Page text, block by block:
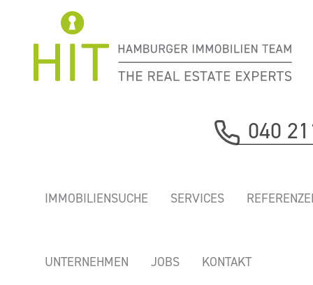
040
IMMOBILIENSUCHE SERVICES
UNTERNEHMEN JOBS KONTAKT
EUROPA PASSAGE
ALSTER VOR DER